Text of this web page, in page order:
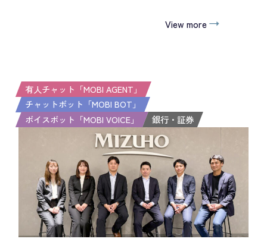
View more
有人チャット「MOBI AGENT」
チャットボット「MOBI BOT」
ボイスボット「MOBI VOICE」
銀行・証券